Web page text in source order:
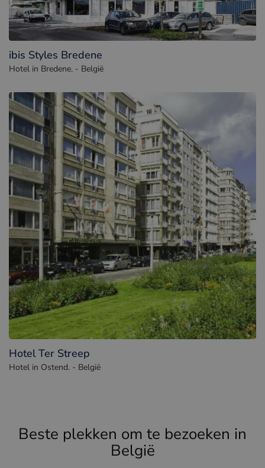
ibis Styles Bredene
Hotel in Bredene. - België
Hotel Ter Streep
Hotel in Ostend. - België
Beste plekken om te bezoeken in
België